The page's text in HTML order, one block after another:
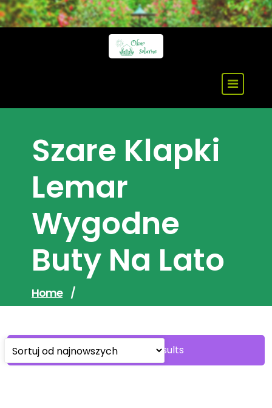
Skip
to
Szare Klapki
Lemar
Wygodne
Buty Na Lato
Home /
Showing all 5 results
by